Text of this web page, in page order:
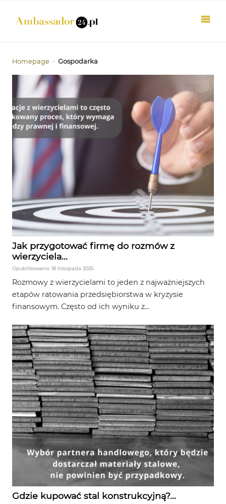
Homepage > Gospodarka
Jak przygotować firmę do rozmów z
wierzyciela...
Opublikowano: 18 listopada 2025
Rozmowy z wierzycielami to jeden z najważniejszych
etapów ratowania przedsiębiorstwa w kryzysie
finansowym. Często od ich wyniku z...
Gdzie kupować stal konstrukcyjną?...